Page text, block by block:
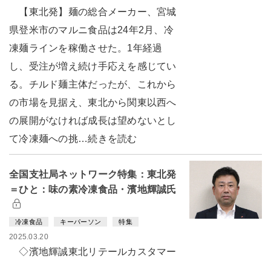
【東北発】麺の総合メーカー、宮城
県登米市のマルニ食品は24年2月、冷
凍麺ラインを稼働させた。1年経過
し、受注が増え続け手応えを感じてい
る。チルド麺主体だったが、これから
の市場を見据え、東北から関東以西へ
の展開がなければ成長は望めないとし
て冷凍麺への挑…続きを読む
全国支社局ネットワーク特集：東北発
＝ひと：味の素冷凍食品・濱地輝誠氏
冷凍食品 キーパーソン 特集
2025.03.20
◇濱地輝誠東北リテールカスタマー